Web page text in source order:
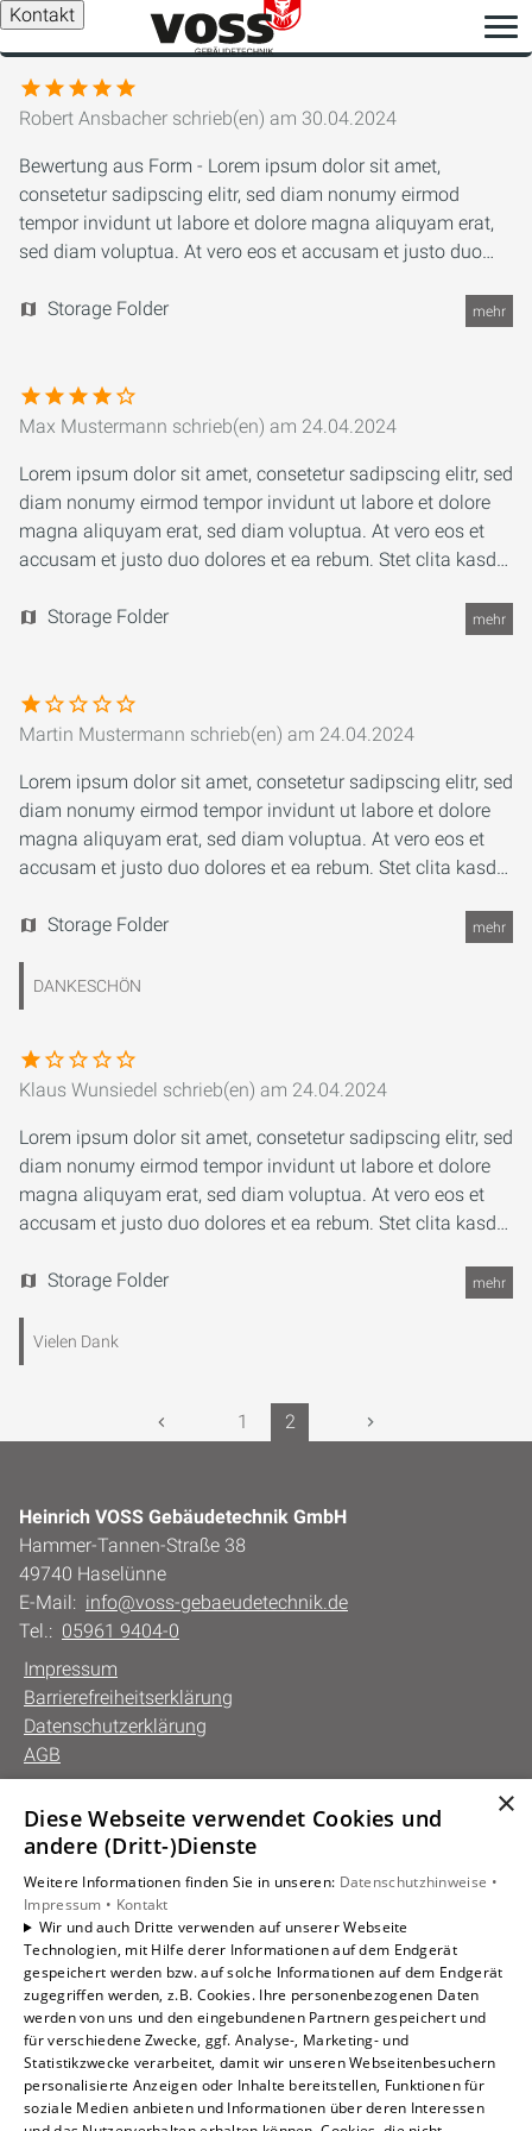
Kontakt
Robert Ansbacher schrieb(en) am 30.04.2024
Bewertung aus Form - Lorem ipsum dolor sit amet,
consetetur sadipscing elitr, sed diam nonumy eirmod
tempor invidunt ut labore et dolore magna aliquyam erat,
sed diam voluptua. At vero eos et accusam et justo duo
takimata sanctus est Lorem ipsum dolor sit amet. Lorem
aliquyam erat, sed diam voluptua. At vero eos et accusam
et justo duo dolores et ea rebum. Stet clita kasd gubergren,
Storage Folder mehr
Max Mustermann schrieb(en) am 24.04.2024
Lorem ipsum dolor sit amet, consetetur sadipscing elitr, sed
diam nonumy eirmod tempor invidunt ut labore et dolore
magna aliquyam erat, sed diam voluptua. At vero eos et
accusam et justo duo dolores et ea rebum. Stet clita kasd
sit amet. Lorem ipsum dolor sit amet, consetetur
voluptua. At vero eos et accusam et justo duo dolores et ea
rebum. Stet clita kasd gubergren, no sea takimata sanctus
Storage Folder mehr
Martin Mustermann schrieb(en) am 24.04.2024
Lorem ipsum dolor sit amet, consetetur sadipscing elitr, sed
diam nonumy eirmod tempor invidunt ut labore et dolore
magna aliquyam erat, sed diam voluptua. At vero eos et
accusam et justo duo dolores et ea rebum. Stet clita kasd
sit amet. Lorem ipsum dolor sit amet, consetetur
Storage Folder mehr
DANKESCHÖN
Klaus Wunsiedel schrieb(en) am 24.04.2024
Lorem ipsum dolor sit amet, consetetur sadipscing elitr, sed
diam nonumy eirmod tempor invidunt ut labore et dolore
magna aliquyam erat, sed diam voluptua. At vero eos et
accusam et justo duo dolores et ea rebum. Stet clita kasd
sit amet. Lorem ipsum dolor sit amet, consetetur
sadipscing elitr, sed diam nonumy eirmod tempor invidunt
ut labore et dolore magna aliquyam erat, sed diam
rebum. Stet clita kasd gubergren, no sea takimata sanctus
Storage Folder mehr
Vielen Dank
1 2
Heinrich VOSS Gebäudetechnik GmbH
Hammer-Tannen-Straße 38
49740 Haselünne
E-Mail: info@voss-gebaeudetechnik.de
Tel.: 05961 9404-0
Impressum
Barrierefreiheitserklärung
Datenschutzerklärung
AGB
Unsere Bereiche
Gewerbekunden
Karriere
Unternehmen
Kontakt
×
Diese Webseite verwendet Cookies und
andere (Dritt-)Dienste
Weitere Informationen finden Sie in unseren: Datenschutzhinweise •
Impressum • Kontakt
Wir und auch Dritte verwenden auf unserer Webseite
Technologien, mit Hilfe derer Informationen auf dem Endgerät
gespeichert werden bzw. auf solche Informationen auf dem Endgerät
zugegriffen werden, z.B. Cookies. Ihre personenbezogenen Daten
werden von uns und den eingebundenen Partnern gespeichert und
für verschiedene Zwecke, ggf. Analyse-, Marketing- und
Statistikzwecke verarbeitet, damit wir unseren Webseitenbesuchern
personalisierte Anzeigen oder Inhalte bereitstellen, Funktionen für
soziale Medien anbieten und Informationen über deren Interessen